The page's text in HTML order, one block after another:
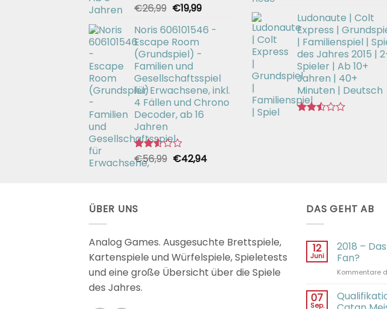
Bewertet
2.49
von 5
€26,99 Ursprünglicher
war:
€26,99
€19,99Aktueller
ist:
Noris 606101546 -
Escape Room
(Grundspiel) -
Familien und
Gesellschaftsspiel
für Erwachsene, inkl.
4 Fällen und Chrono
Decoder, ab 16
Jahren
Bewertet
mit
€56,99 Ursprünglicher
€42,94Aktueller
mit
2.55
von 5
Ludonaute | Colt
Express |
| Familienspiel |
des Jahres 2015 |
Spieler | Ab 10+
Jahren | 40+
Minuten | Deutsch
ÜBER UNS
Analog Games. Ausgesuchte Brettspiele,
Kartenspiele und Würfelspiele, Spieletests
und eine große Übersicht über die Spiele
des Jahres.
DAS GEHT AB
12
Juni
2018 –
Fan?
Kommentare
07
Sep.